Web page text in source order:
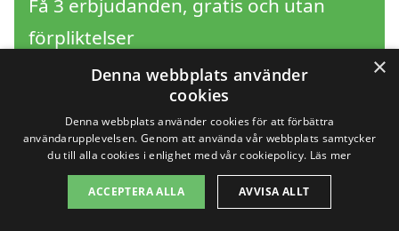
Få 3 erbjudanden, gratis och utan
förpliktelser
Sök efter en
professionell för
golvläggning i andra
×
Denna webbplats använder
cookies
Denna webbplats använder cookies för att förbättra
användarupplevelsen. Genom att använda vår webbplats samtycker
du till alla cookies i enlighet med vår cookiepolicy. Läs mer
ACCEPTERA ALLA AVVISA ALLT